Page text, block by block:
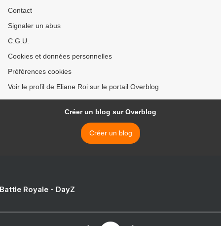
Contact
Signaler un abus
C.G.U.
Cookies et données personnelles
Préférences cookies
Voir le profil de Eliane Roi sur le portail Overblog
Créer un blog sur Overblog
Créer un blog
Royale - DayZ